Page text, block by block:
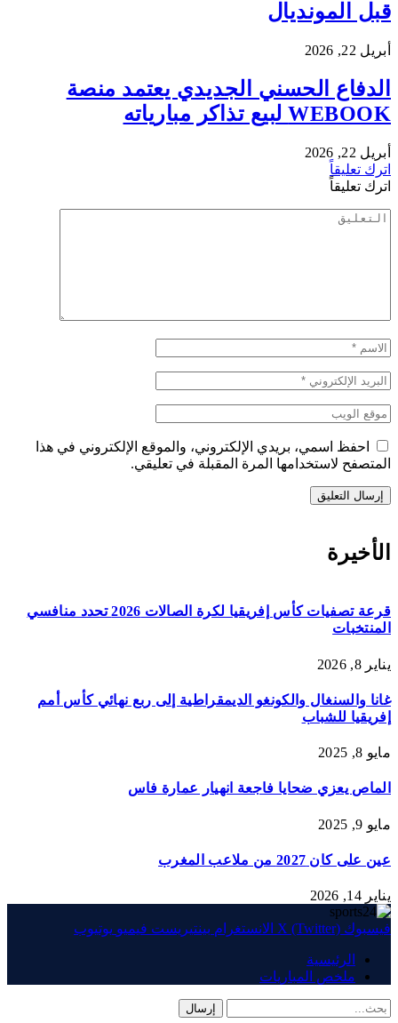
قبل المونديال
أبريل 22, 2026
الدفاع الحسني الجديدي يعتمد منصة
WEBOOK لبيع تذاكر مبارياته
أبريل 22, 2026
اترك تعليقاً
اترك تعليقاً
احفظ اسمي، بريدي الإلكتروني، والموقع الإلكتروني في هذا
المتصفح لاستخدامها المرة المقبلة في تعليقي.
الأخيرة
قرعة تصفيات كأس إفريقيا لكرة الصالات 2026 تحدد منافسي
المنتخبات
يناير 8, 2026
غانا والسنغال والكونغو الديمقراطية إلى ربع نهائي كأس أمم
إفريقيا للشباب
مايو 8, 2025
الماص يعزي ضحايا فاجعة انهيار عمارة فاس
مايو 9, 2025
عين على كان 2027 من ملاعب المغرب
يناير 14, 2026
فيسبوك X (Twitter) الانستغرام بينتيريست فيميو يوتيوب
الرئيسية
ملخص المباريات
إرسال